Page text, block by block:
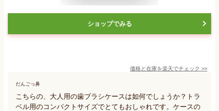
ショップでみる
価格と在庫を楽天でチェック >>
だんごっ鼻
こちらの、大人用の歯ブラシケースは如何でしょうか？トラ
ベル用のコンパクトサイズでとてもおしゃれです。ケースの